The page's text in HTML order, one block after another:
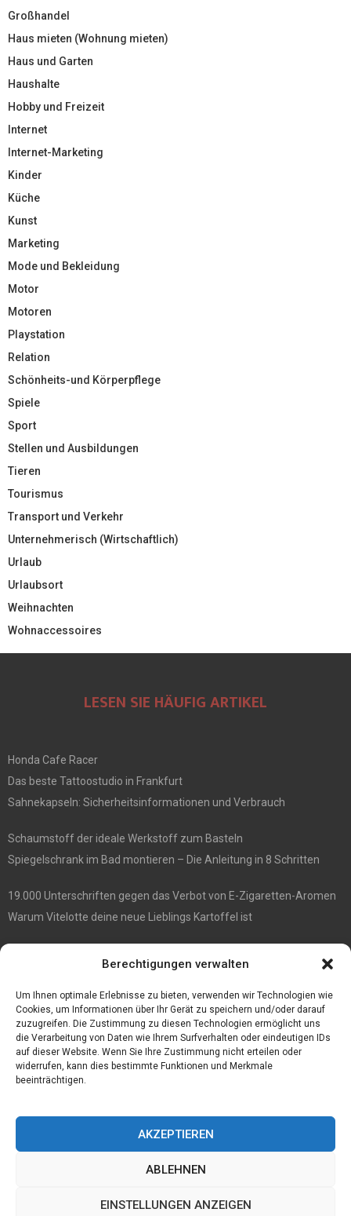
Berechtigungen verwalten
Um Ihnen optimale Erlebnisse zu bieten, verwenden wir Technologien wie
Cookies, um Informationen über Ihr Gerät zu speichern und/oder darauf
zuzugreifen. Die Zustimmung zu diesen Technologien ermöglicht uns
die Verarbeitung von Daten wie Ihrem Surfverhalten oder eindeutigen IDs
auf dieser Website. Wenn Sie Ihre Zustimmung nicht erteilen oder
widerrufen, kann dies bestimmte Funktionen und Merkmale
beeinträchtigen.
AKZEPTIEREN
ABLEHNEN
EINSTELLUNGEN ANZEIGEN
Großhandel
Haus mieten (Wohnung mieten)
Haus und Garten
Haushalte
Hobby und Freizeit
Internet
Internet-Marketing
Kinder
Küche
Kunst
Marketing
Mode und Bekleidung
Motor
Motoren
Playstation
Relation
Schönheits-und Körperpflege
Spiele
Sport
Stellen und Ausbildungen
Tieren
Tourismus
Transport und Verkehr
Unternehmerisch (Wirtschaftlich)
Urlaub
Urlaubsort
Weihnachten
Wohnaccessoires
LESEN SIE HÄUFIG ARTIKEL
Honda Cafe Racer
Das beste Tattoostudio in Frankfurt
Sahnekapseln: Sicherheitsinformationen und Verbrauch
Schaumstoff der ideale Werkstoff zum Basteln
Spiegelschrank im Bad montieren – Die Anleitung in 8 Schritten
19.000 Unterschriften gegen das Verbot von E-Zigaretten-Aromen
Warum Vitelotte deine neue Lieblings Kartoffel ist
Anne et Valentin Brillen überraschender Stil und ultimativer
Tragekomfort